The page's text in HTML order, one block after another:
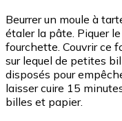
Beurrer un moule à
étaler la pâte. Piquer
fourchette. Couvrir ce
sur lequel de petites
disposés pour
laisser cuire 15
billes et papier.